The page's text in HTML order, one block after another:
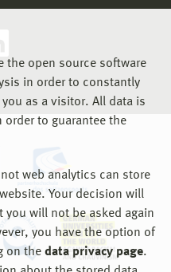
the open source software
in order to constantly
as a visitor. All data is
to guarantee the
web analytics can store
Your decision will
you will not be asked again
you have the option of
on the data privacy page.